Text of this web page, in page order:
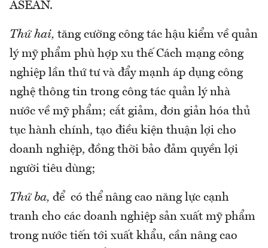
ASEAN.
Thứ hai, tăng cường công tác hậu kiểm về quản
lý mỹ phẩm phù hợp xu thế Cách mạng công
nghiệp lần thứ tư và đẩy mạnh áp dụng công
nghệ thông tin trong công tác quản lý nhà
nước về mỹ phẩm; cắt giảm, đơn giản hóa thủ
tục hành chính, tạo điều kiện thuận lợi cho
doanh nghiệp, đồng thời bảo đảm quyền lợi
người tiêu dùng;
Thứ ba, để có thể nâng cao năng lực cạnh
tranh cho các doanh nghiệp sản xuất mỹ phẩm
trong nước tiến tới xuất khẩu, cần nâng cao